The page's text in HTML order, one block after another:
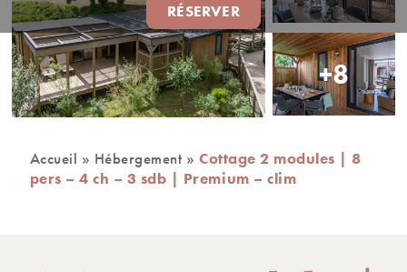
RÉSERVER
+8
Accueil » Hébergement »Cottage 2 modules | 8
pers – 4 ch – 3 sdb | Premium – clim